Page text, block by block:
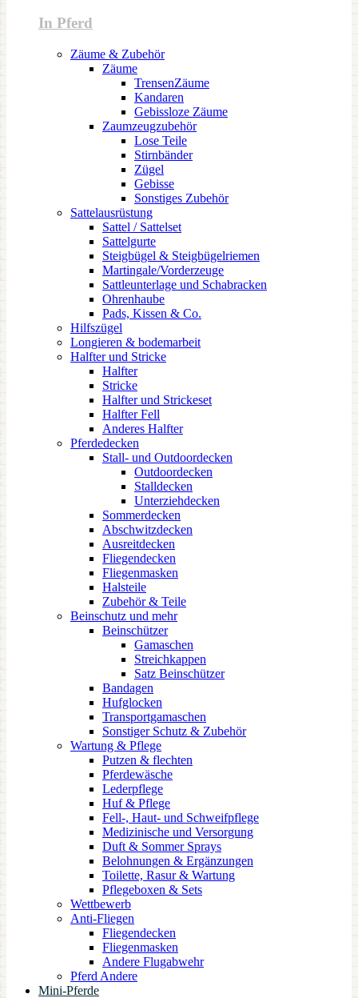
In Pferd
Zäume & Zubehör
Zäume
TrensenZäume
Kandaren
Gebissloze Zäume
Zaumzeugzubehör
Lose Teile
Stirnbänder
Zügel
Gebisse
Sonstiges Zubehör
Sattelausrüstung
Sattel / Sattelset
Sattelgurte
Steigbügel & Steigbügelriemen
Martingale/Vorderzeuge
Sattleunterlage und Schabracken
Ohrenhaube
Pads, Kissen & Co.
Hilfszügel
Longieren & bodemarbeit
Halfter und Stricke
Halfter
Stricke
Halfter und Strickeset
Halfter Fell
Anderes Halfter
Pferdedecken
Stall- und Outdoordecken
Outdoordecken
Stalldecken
Unterziehdecken
Sommerdecken
Abschwitzdecken
Ausreitdecken
Fliegendecken
Fliegenmasken
Halsteile
Zubehör & Teile
Beinschutz und mehr
Beinschützer
Gamaschen
Streichkappen
Satz Beinschützer
Bandagen
Hufglocken
Transportgamaschen
Sonstiger Schutz & Zubehör
Wartung & Pflege
Putzen & flechten
Pferdewäsche
Lederpflege
Huf & Pflege
Fell-, Haut- und Schweifpflege
Medizinische und Versorgung
Duft & Sommer Sprays
Belohnungen & Ergänzungen
Toilette, Rasur & Wartung
Pflegeboxen & Sets
Wettbewerb
Anti-Fliegen
Fliegendecken
Fliegenmasken
Andere Flugabwehr
Pferd Andere
Mini-Pferde